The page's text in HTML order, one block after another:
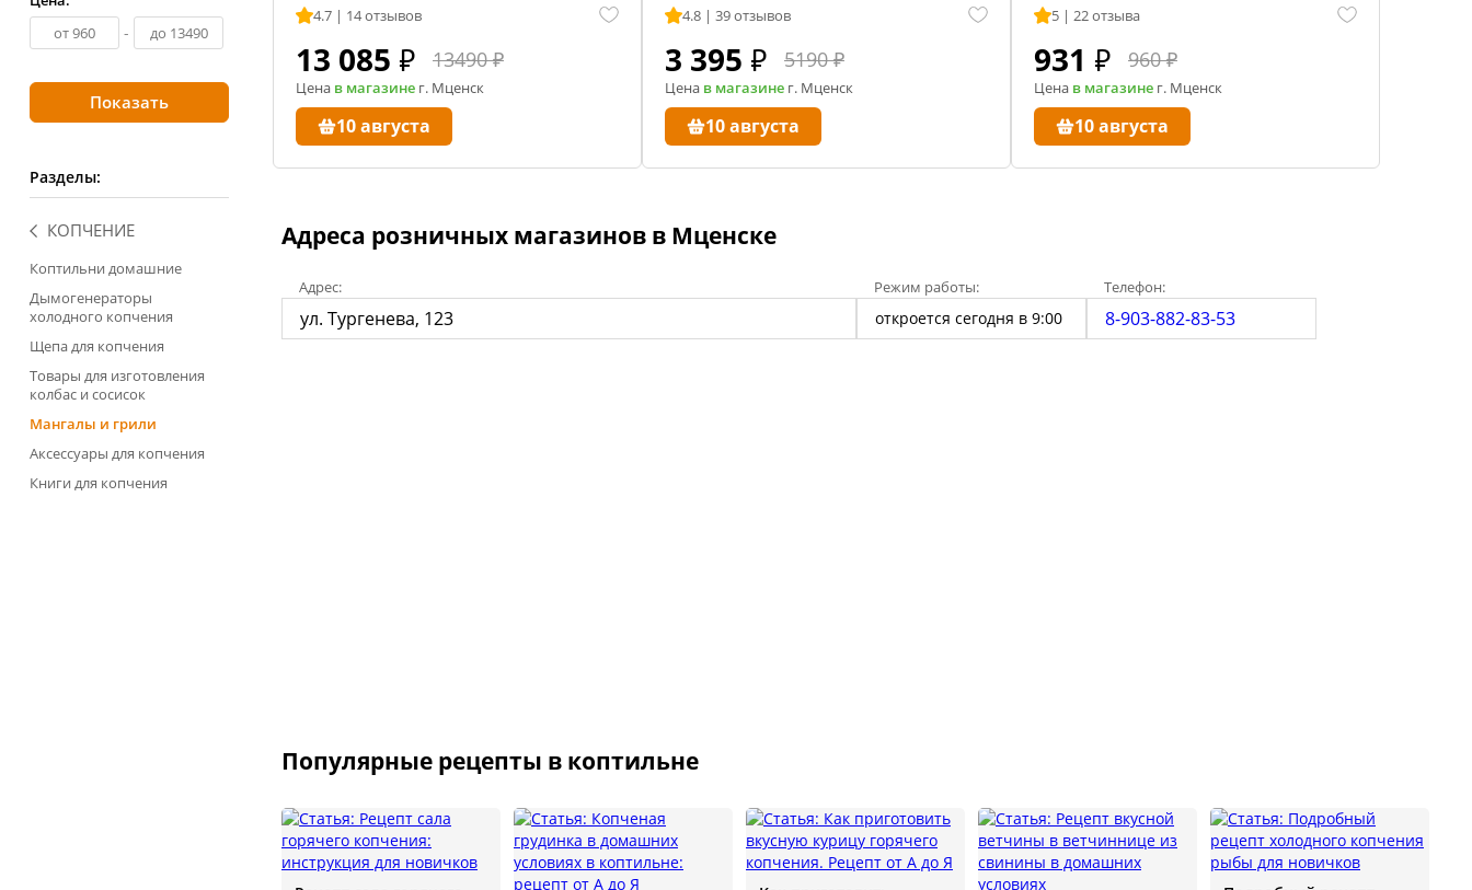
Виноделие
Сыроварение
Копчености
Обзоры товаров
👍 Рейтинг самогонных
аппаратов 2026
автоклаве
Коррекция показаний ареометра
Для пивовара
Разбавление и испарение сусла
Содержание алкоголя в пиве
-
Разделы:
КОПЧЕНИЕ
Коптильни домашние
Дымогенераторы
холодного копчения
Щепа для копчения
Товары для изготовления
колбас и сосисок
Мангалы и грили
Аксессуары для копчения
Книги для копчения
4.7 | 14 отзывов
13 085 ₽ 13490 ₽
Цена в магазине г. Мценск
10 августа
4.8 | 39 отзывов
3 395 ₽ 5190 ₽
Цена в магазине г. Мценск
10 августа
5 | 22 отзыва
931 ₽ 960 ₽
Цена в магазине г. Мценск
10 августа
Адреса розничных магазинов в Мценске
Адрес: Режим работы: Телефон:
ул. Тургенева, 123 откроется сегодня в 9:00 8-903-882-83-53
Популярные рецепты в коптильне